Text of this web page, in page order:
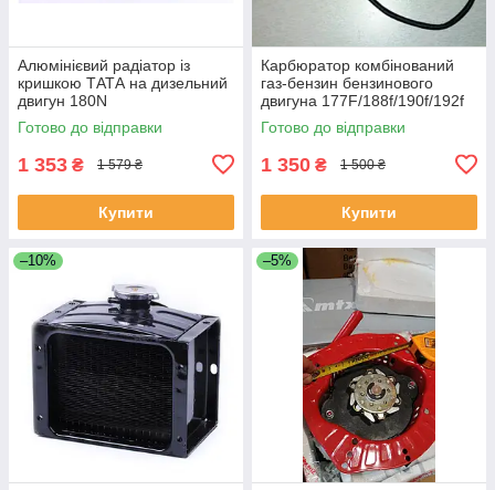
Алюмінієвий радіатор із
кришкою ТАТА на дизельний
двигун 180N
Готово до відправки
1 353 ₴ 1 579 ₴
Купити
Карбюратор комбінований
газ-бензин бензинового
двигуна 177F/188f/190f/192f
Готово до відправки
1 350 ₴ 1 500 ₴
Купити
–10% –5%